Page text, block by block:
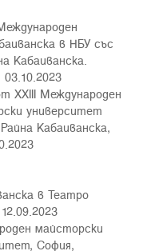
в НБУ със
Кабаиванска.
ХХIII Международен
университет
Кабаиванска,
в Театро
майсторски
София,